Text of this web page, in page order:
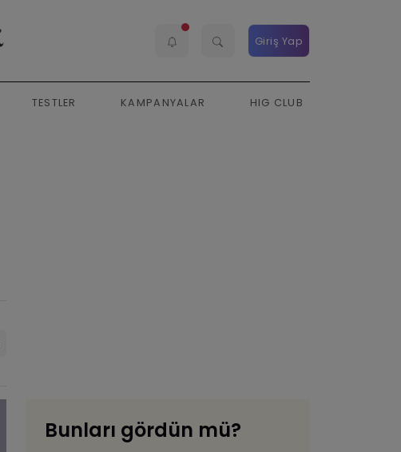
Giriş Yap
TESTLER KAMPANYALAR HIG CLUB
Bunları gördün mü?